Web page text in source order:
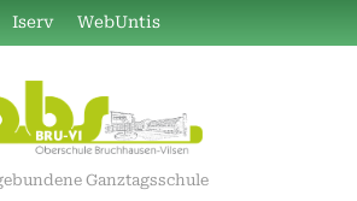
Iserv WebUntis
Ganztagsschule